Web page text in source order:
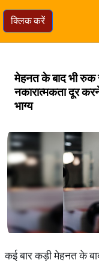
क्लिक करें
मेहनत के बाद भी रुक
नकारात्मकता दूर
भाग्य
कई बार कड़ी मेहनत के